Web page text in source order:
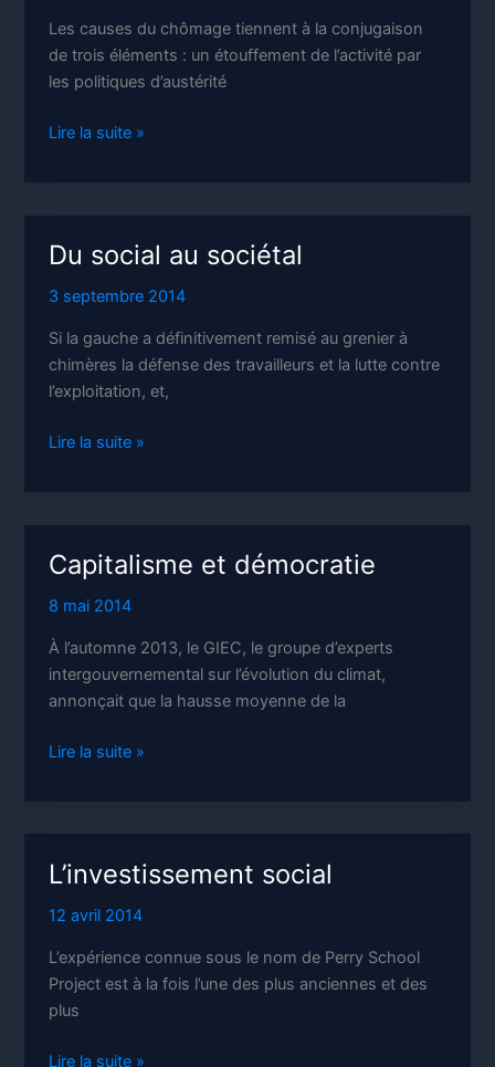
Les causes du chômage tiennent à la conjugaison
de trois éléments : un étouffement de l’activité par
les politiques d’austérité
Produire
travail
pour
finir
avec
le
Lire la suite »
Du social au sociétal
3 septembre 2014
Si la gauche a définitivement remisé au grenier à
chimères la défense des travailleurs et la lutte contre
l’exploitation, et,
Du
Lire la suite »
Capitalisme et démocratie
8 mai 2014
À l’automne 2013, le GIEC, le groupe d’experts
intergouvernemental sur l’évolution du climat,
annonçait que la hausse moyenne de la
Capitalisme
Lire la suite »
L’investissement social
12 avril 2014
L’expérience connue sous le nom de Perry School
Project est à la fois l’une des plus anciennes et des
plus
L’investissement
Lire la suite »